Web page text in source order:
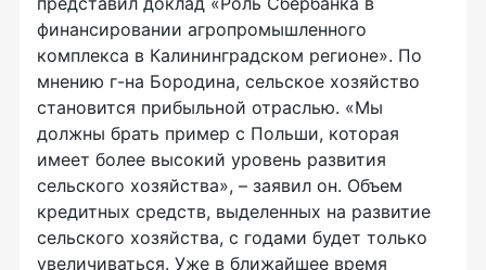
финансировании агропромышленного
комплекса в Калининградском регионе». По
мнению г-на Бородина, сельское хозяйство
становится прибыльной отраслью. «Мы
должны брать пример с Польши, которая
имеет более высокий уровень развития
сельского хозяйства», – заявил он. Объем
кредитных средств, выделенных на развитие
сельского хозяйства, с годами будет только
увеличиваться. Уже в ближайшее время